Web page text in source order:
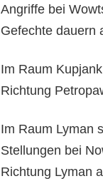
Angriffe bei
Gefechte dauern
Im Raum
Richtung
Im Raum Lyman
Stellungen bei
Richtung Lyman